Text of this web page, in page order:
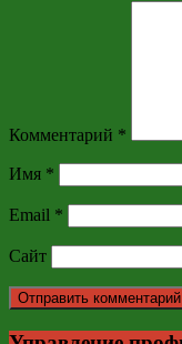
Комментарий *
Имя *
Email *
Сайт